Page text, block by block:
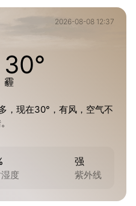
2026-08-08 12:37
30°
霾
，现在30°，有风，空气不
度
强
紫外线